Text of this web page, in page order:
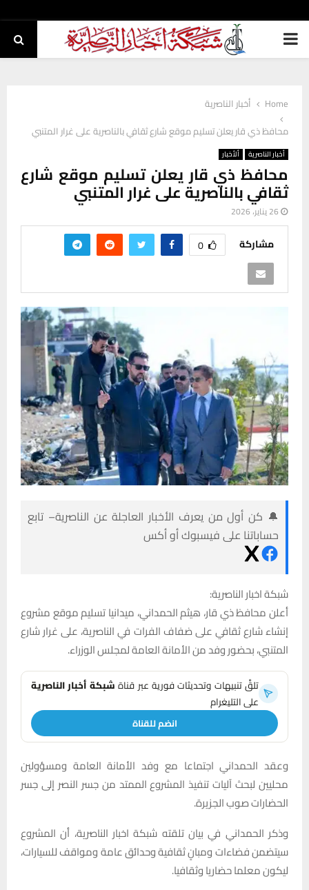
PRIMARY
Home
أخبار الناصرية
محافظ ذي قار يعلن تسليم موقع شارع ثقافي بالناصرية على غرار المتنبي
أخبار الناصرية ألأخبار
محافظ ذي قار يعلن تسليم موقع شارع
ثقافي بالناصرية على غرار المتنبي
26 يناير، 2026
مشاركة 0
🔔 كن أول من يعرف الأخبار العاجلة عن الناصرية– تابع
حساباتنا على فيسبوك أو أكس
شبكة اخبار الناصرية:
أعلن محافظ ذي قار، هيثم الحمداني، ميدانيا تسليم موقع مشروع
إنشاء شارع ثقافي على ضفاف الفرات في الناصرية، على غرار شارع
المتنبي، بحضور وفد من الأمانة العامة لمجلس الوزراء.
تلقَّ تنبيهات وتحديثات فورية عبر قناةشبكة أخبار الناصرية
على التليغرام
انضم للقناة
وعقد الحمداني اجتماعا مع وفد الأمانة العامة ومسؤولين
محليين لبحث آليات تنفيذ المشروع الممتد من جسر النصر إلى جسر
الحضارات صوب الجزيرة.
وذكر الحمداني في بيان تلقته شبكة اخبار الناصرية، أن المشروع
سيتضمن فضاءات ومبانٍ ثقافية وحدائق عامة ومواقف للسيارات،
ليكون معلما حضاريا وثقافيا.